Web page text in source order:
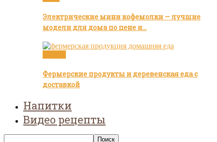
Электрические мини кофемолки — лучшие
модели для дома по цене и…
Фермерские продукты и деревенская еда с
доставкой
Напитки
Видео рецепты